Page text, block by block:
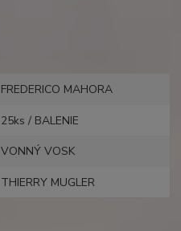
FREDERICO MAHORA
25ks / BALENIE
VONNÝ VOSK
THIERRY MUGLER